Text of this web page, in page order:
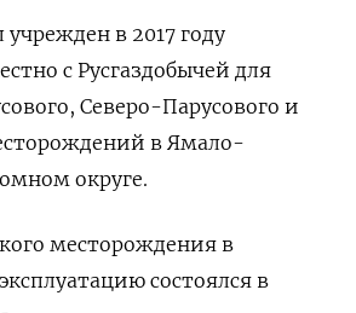
учрежден в ​2017 ​году
с ​Русгаздобычей для
Северо-Парусового и
в Ямало-
округе.
⁠месторождения в
состоялся ‌в